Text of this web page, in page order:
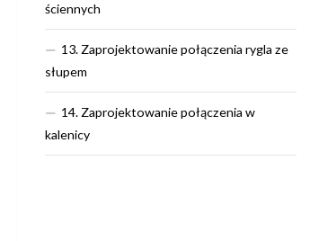
ściennych
13. Zaprojektowanie połączenia rygla ze
słupem
14. Zaprojektowanie połączenia w
kalenicy